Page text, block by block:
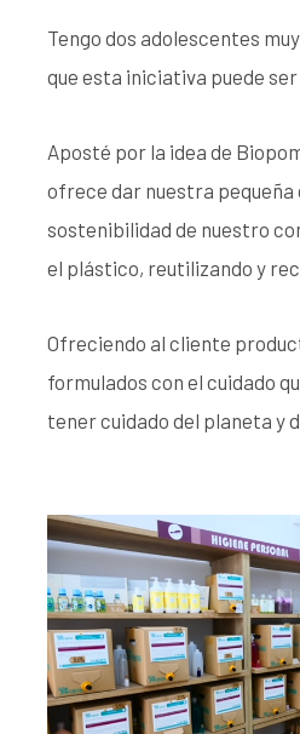
Tengo dos adolescentes
que esta iniciativa puede ser
Aposté por la idea de
ofrece dar nuestra pequeña
sostenibilidad de nuestro
el plástico, reutilizando y
Ofreciendo al cliente
formulados con el cuidado
tener cuidado del planeta y